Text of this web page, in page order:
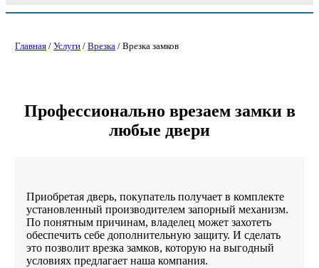
Главная / Услуги / Врезка / Врезка замков
Профессионально врезаем замки в
любые двери
Приобретая дверь, покупатель получает в комплекте
установленный производителем запорный механизм.
По понятным причинам, владелец может захотеть
обеспечить себе дополнительную защиту. И сделать
это позволит врезка замков, которую на выгодный
условиях предлагает наша компания.